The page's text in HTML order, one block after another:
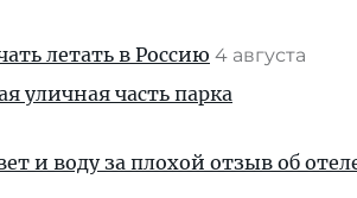
летать в Россию 4 августа
уличная часть парка
и воду за плохой отзыв об